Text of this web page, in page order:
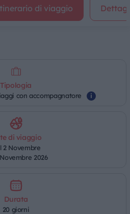
di viaggio
Tipologia
con accompagnatore i
di viaggio
2 Novembre
2026
Durata
20 giorni